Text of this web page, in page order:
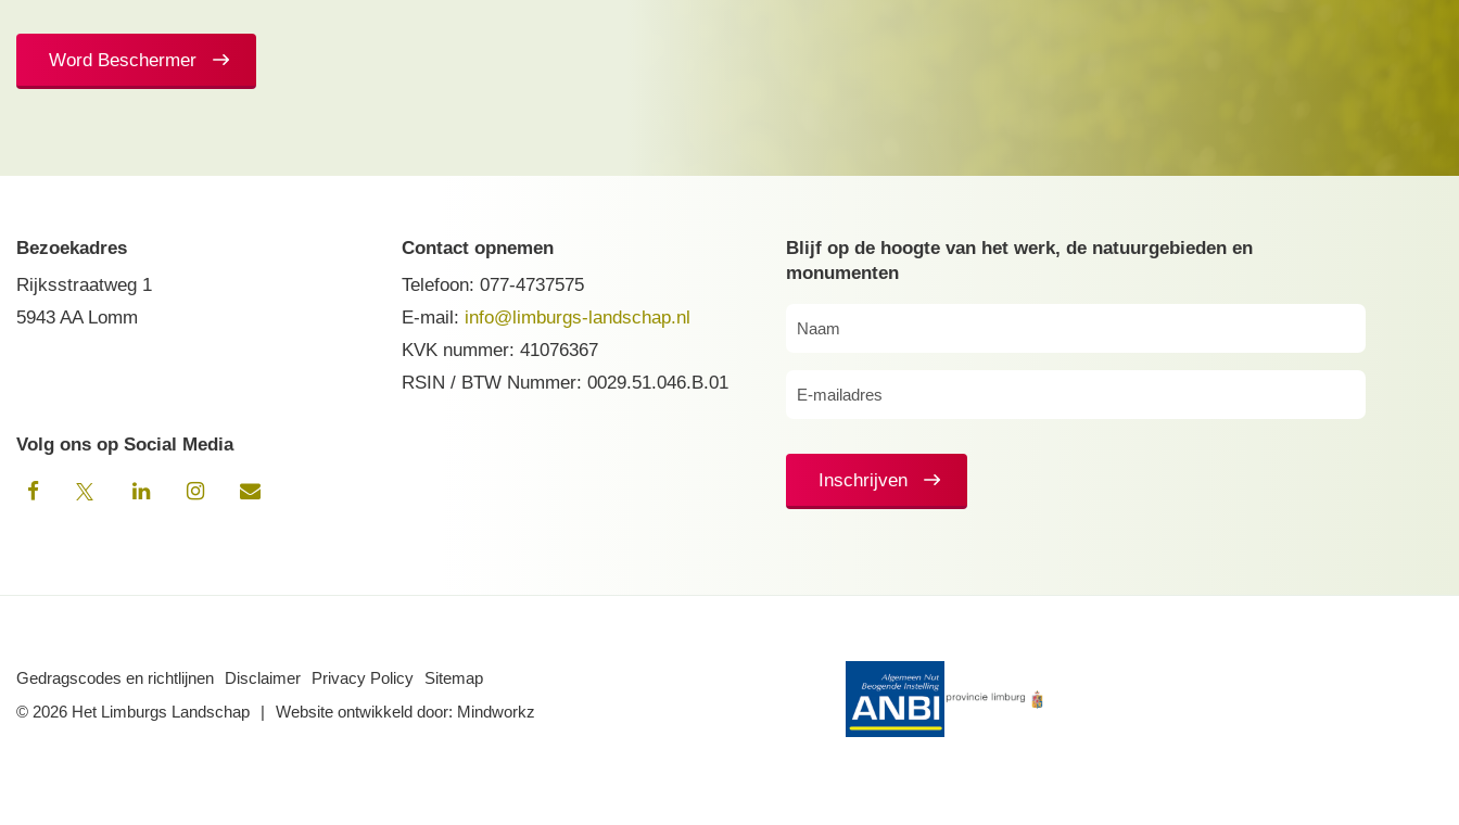
Word Beschermer
Bezoekadres
Rijksstraatweg 1
5943 AA Lomm
Contact opnemen
Telefoon: 077-4737575
E-mail: info@limburgs-landschap.nl
KVK nummer: 41076367
RSIN / BTW Nummer: 0029.51.046.B.01
Volg ons op Social Media
Blijf op de hoogte van het werk, de natuurgebieden en
monumenten
Inschrijven
Gedragscodes en richtlijnen Disclaimer Privacy Policy
Sitemap
© 2026 Het Limburgs Landschap
Website ontwikkeld door: Mindworkz